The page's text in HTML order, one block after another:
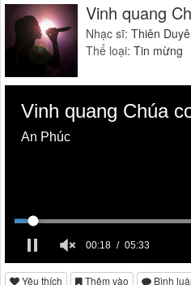
Vinh quang
Nhạc sĩ: Thiên
Thể loại: Tin mừng
Vinh quang Chúa
Ân Phúc
00:18 05:33
Yêu thích Thêm vào Bình